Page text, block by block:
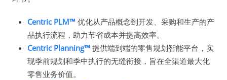
Centric PLM™ 优化从产品概念到开发、采购和生产的产
品执行流程，助力节省成本并提高效率。
Centric Planning™ 提供端到端的零售规划智能平台，实
现季前规划和季中执行的无缝衔接，旨在全渠道最大化
零售业务价值。